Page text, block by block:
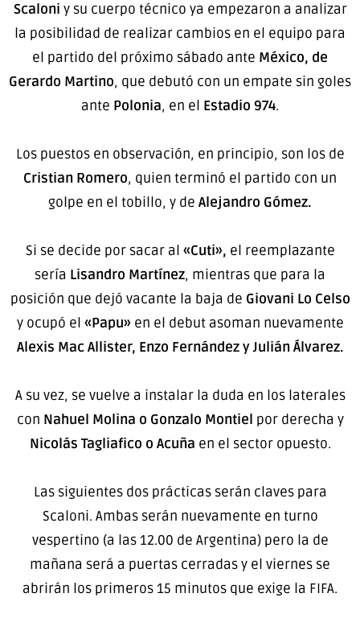
Scaloni y su cuerpo técnico ya empezaron a analizar
la posibilidad de realizar cambios en el equipo para
el partido del próximo sábado ante México, de
Gerardo Martino, que debutó con un empate sin goles
ante Polonia, en el Estadio 974.
Los puestos en observación, en principio, son los de
Cristian Romero, quien terminó el partido con un
golpe en el tobillo, y de Alejandro Gómez.
Si se decide por sacar al «Cuti», el reemplazante
sería Lisandro Martínez, mientras que para la
posición que dejó vacante la baja de Giovani Lo Celso
y ocupó el «Papu»en el debut asoman nuevamente
Alexis Mac Allister, Enzo Fernández y Julián Álvarez.
A su vez, se vuelve a instalar la duda en los laterales
con Nahuel Molina o Gonzalo Montiel por derecha y
Nicolás Tagliafico o Acuña en el sector opuesto.
Las siguientes dos prácticas serán claves para
Scaloni. Ambas serán nuevamente en turno
vespertino (a las 12.00 de Argentina) pero la de
mañana será a puertas cerradas y el viernes se
abrirán los primeros 15 minutos que exige la FIFA.